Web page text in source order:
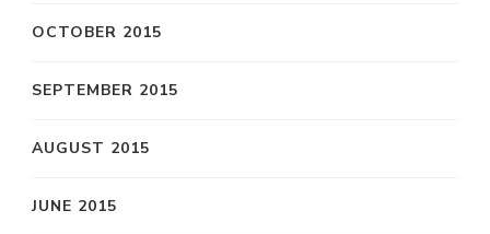
OCTOBER 2015
SEPTEMBER 2015
AUGUST 2015
JUNE 2015